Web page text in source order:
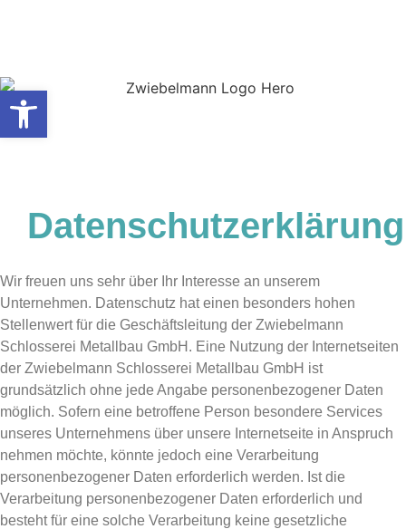
Datenschutzerklärung
Wir freuen uns sehr über Ihr Interesse an unserem
Unternehmen. Datenschutz hat einen besonders hohen
Stellenwert für die Geschäftsleitung der Zwiebelmann
Schlosserei Metallbau GmbH. Eine Nutzung der Internetseiten
der Zwiebelmann Schlosserei Metallbau GmbH ist
grundsätzlich ohne jede Angabe personenbezogener Daten
möglich. Sofern eine betroffene Person besondere Services
unseres Unternehmens über unsere Internetseite in Anspruch
nehmen möchte, könnte jedoch eine Verarbeitung
personenbezogener Daten erforderlich werden. Ist die
Verarbeitung personenbezogener Daten erforderlich und
besteht für eine solche Verarbeitung keine gesetzliche
Werkzeugleiste öffnen